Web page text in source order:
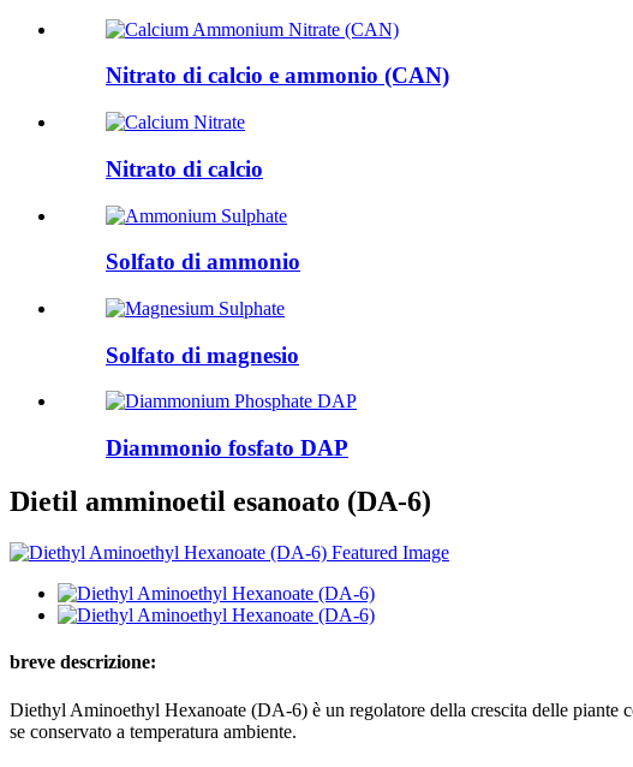
Nitrato di calcio e ammonio (CAN)
Nitrato di calcio
Solfato di ammonio
Solfato di magnesio
Diammonio fosfato DAP
Dietil amminoetil esanoato (DA-6)
breve descrizione:
Diethyl Aminoethyl Hexanoate (DA-6) è un regolatore della crescita delle
se conservato a temperatura ambiente.